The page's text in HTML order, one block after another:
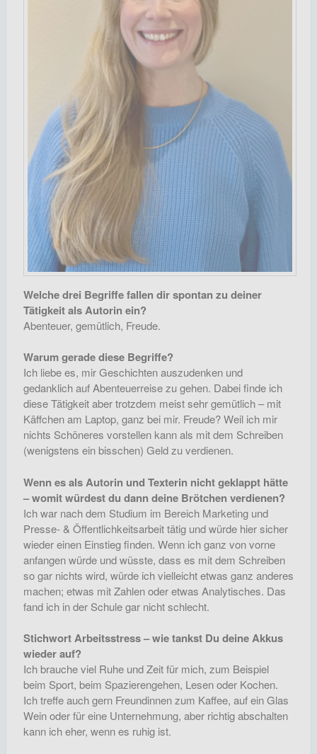
Welche drei Begriffe fallen dir spontan zu deiner
Tätigkeit als Autorin ein?
Abenteuer, gemütlich, Freude.
Warum gerade diese Begriffe?
Ich liebe es, mir Geschichten auszudenken und
gedanklich auf Abenteuerreise zu gehen. Dabei finde ich
diese Tätigkeit aber trotzdem meist sehr gemütlich – mit
Käffchen am Laptop, ganz bei mir. Freude? Weil ich mir
nichts Schöneres vorstellen kann als mit dem Schreiben
(wenigstens ein bisschen) Geld zu verdienen.
Wenn es als Autorin und Texterin nicht geklappt hätte
– womit würdest du dann deine Brötchen verdienen?
Ich war nach dem Studium im Bereich Marketing und
Presse- & Öffentlichkeitsarbeit tätig und würde hier sicher
wieder einen Einstieg finden. Wenn ich ganz von vorne
anfangen würde und wüsste, dass es mit dem Schreiben
so gar nichts wird, würde ich vielleicht etwas ganz anderes
machen; etwas mit Zahlen oder etwas Analytisches. Das
fand ich in der Schule gar nicht schlecht.
Stichwort Arbeitsstress – wie tankst Du deine Akkus
wieder auf?
Ich brauche viel Ruhe und Zeit für mich, zum Beispiel
beim Sport, beim Spazierengehen, Lesen oder Kochen.
Ich treffe auch gern Freundinnen zum Kaffee, auf ein Glas
Wein oder für eine Unternehmung, aber richtig abschalten
kann ich eher, wenn es ruhig ist.